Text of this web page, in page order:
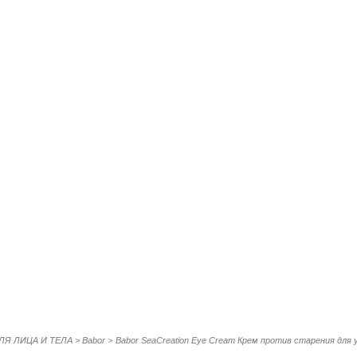
ЛИЦА И ТЕЛА > Babor > Babor SeaCreation Eye Cream Крем против старения для